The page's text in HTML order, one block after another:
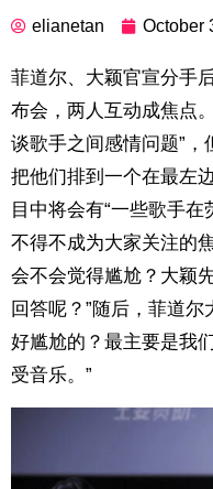
elianetan October
菲道尔、大颖官宣分手
布会，两人互动成焦点
谈歌手之间感情问题”，
把他们排到一个在最左
目中将会有“一些歌手在
不得不成为大家关注的
会不会觉得尴尬？大颖
回答呢？”随后，菲道
好尴尬的？最主要是我
受音乐。”